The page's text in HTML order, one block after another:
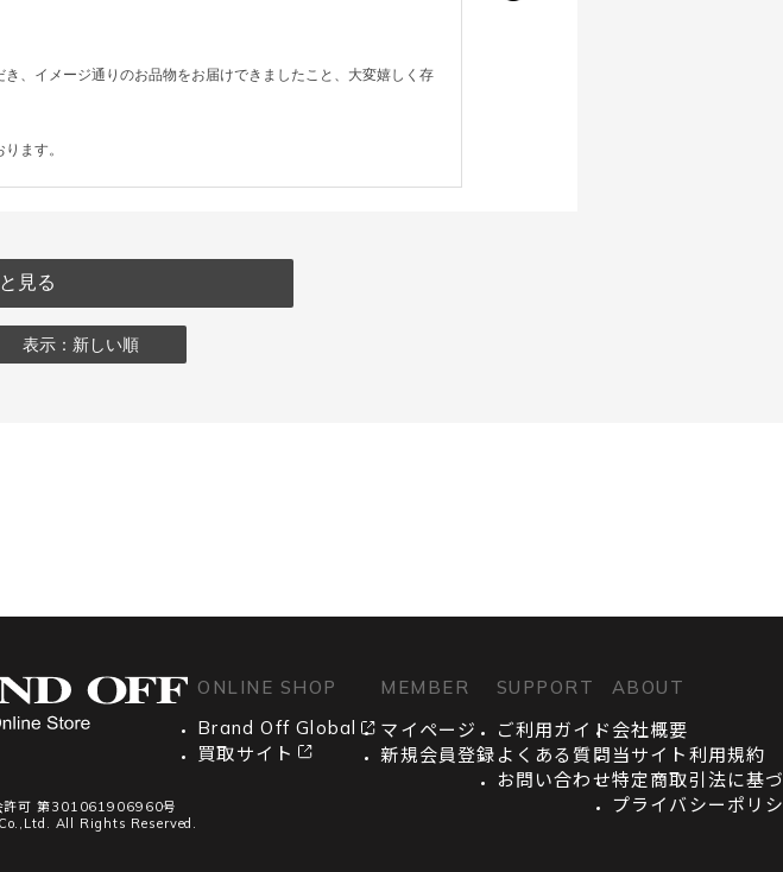
、イメージ通りのお品物をお届けできましたこと、大変嬉しく存
ます。
見る
表示：新しい順
許可 第301061906960号
All Rights Reserved.
ONLINE SHOP
Brand Off Global
買取サイト
MEMBER
マイページ
新規会員登録
SUPPORT
ご利用ガイド
よくある質問
お問い合わせ
ABOUT
会社概要
当サイト利用規約
特定商取引法に基
プライバシーポリ